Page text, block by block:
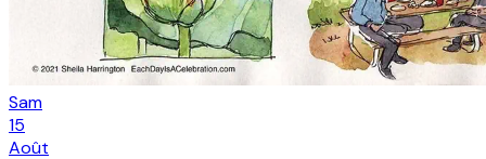
Sam
15
Août